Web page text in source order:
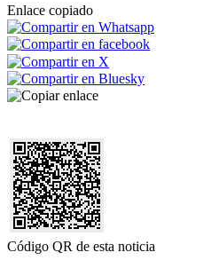
Enlace copiado
Código QR de esta noticia